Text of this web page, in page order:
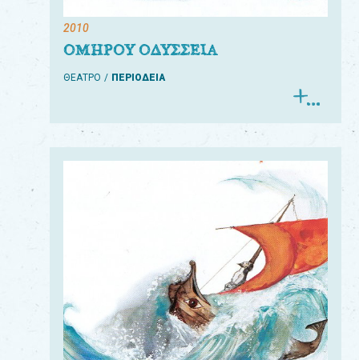
2010
ΟΜΗΡΟΥ ΟΔΥΣΣΕΙΑ
ΘΕΑΤΡΟ ΠΕΡΙΟΔΕΙΑ